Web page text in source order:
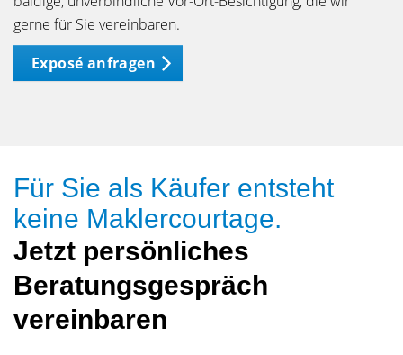
gerne für Sie vereinbaren.
Exposé anfragen
Für Sie als Käufer entsteht
keine Maklercourtage.
Jetzt persönliches
Beratungsgespräch
vereinbaren